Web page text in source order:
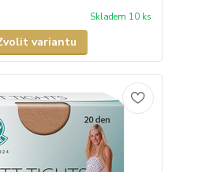
Skladem 10 ks
variantu